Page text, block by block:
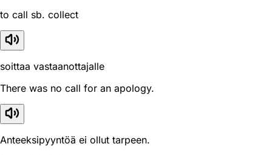
to call sb. collect
soittaa vastaanottajalle
There was no call for an apology.
Anteeksipyyntöä ei ollut tarpeen.